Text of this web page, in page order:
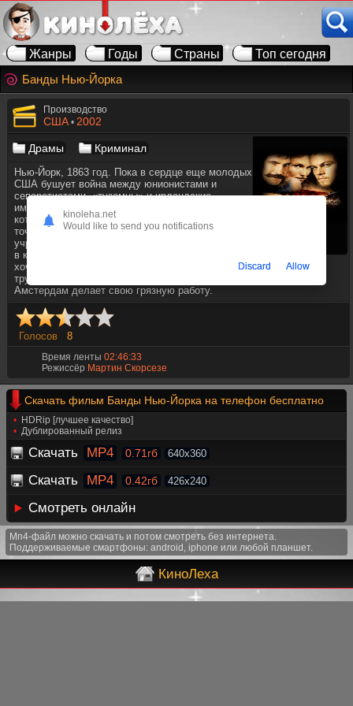
Жанры Годы Страны
Топ сегодня
Банды Нью-Йорка
Производство
США• 2002
Драмы Криминал
Нью-Йорк, 1863 год. Пока в сердце еще молодых
США бушует война между юнионистами и
сепаратистами, «туземцы» и ирландские
иммигранты дерутся друг с другом в грязном
котле нью-йоркского бандитского района «Пять
точек». После 16 лет в исправительном
учреждении молодой Амстердам возвращается
в квартал своей юности, чтобы отомстить. Он
хочет смерти Билла Мясника, безжалостного крестного отца
трущоб и убийцы своего отца. Однако пока этого не произошло,
Амстердам делает свою грязную работу.
Голосов 8
Время ленты 02:46:33
Режиссёр Мартин Скорсезе
Скачать фильм Банды Нью-Йорка на телефон бесплатно
HDRip [лучшее качество]
Дублированный релиз
Скачать MP4 0.71гб 640x360
Скачать MP4 0.42гб 426x240
Смотреть онлайн
Мп4-файл можно скачать и потом смотреть без интернета.
Поддерживаемые смартфоны: android, iphone или любой планшет.
КиноЛеха
kinoleha.net
Would like to send you notifications
Discard Allow